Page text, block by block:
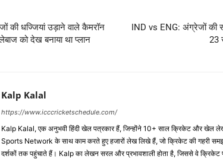
की धज्जियां उड़ाने वाले कैमरॉन
को देख बनाया था प्लान
IND vs ENG: अंग्रेजों की
23
Kalp Kalal
https://www.icccricketschedule.com/
Kalp Kalal, एक अनुभवी हिंदी खेल पत्रकार हैं, जिन्होंने 10+ साल क्रिकेट और खेल
Sports Network के साथ काम करते हुए हजारों लेख लिखे हैं, जो क्रिकेट की गहरी
दर्शकों तक पहुंचाते हैं। Kalp का लेखन सरल और प्रभावशाली होता है, जिससे वे